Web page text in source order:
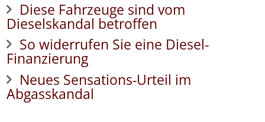
Diese Fahrzeuge sind vom
Dieselskandal betroffen
So widerrufen Sie eine Diesel-
Finanzierung
Neues Sensations-Urteil im
Abgasskandal